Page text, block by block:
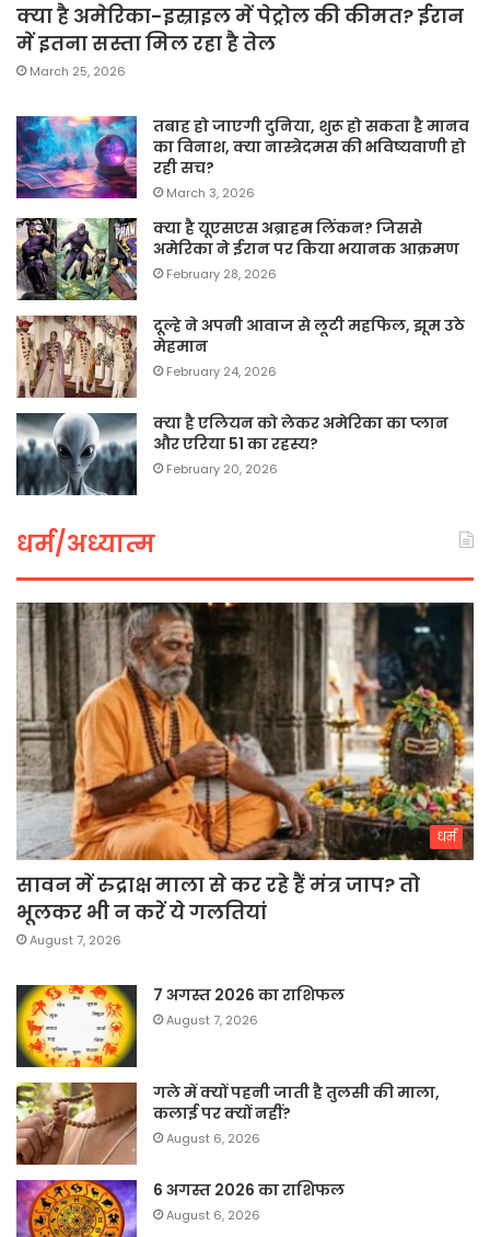
क्या है अमेरिका-इस्राइल में पेट्रोल की कीमत? ईरान
में इतना सस्ता मिल रहा है तेल
March 25, 2026
तबाह हो जाएगी दुनिया, शुरू हो सकता है मानव
का विनाश, क्या नास्त्रेदमस की भविष्यवाणी हो
रही सच?
March 3, 2026
क्या है यूएसएस अब्राहम लिंकन? जिससे
अमेरिका ने ईरान पर किया भयानक आक्रमण
February 28, 2026
दूल्हे ने अपनी आवाज से लूटी महफिल, झूम उठे
मेहमान
February 24, 2026
क्या है एलियन को लेकर अमेरिका का प्लान
और एरिया 51 का रहस्य?
February 20, 2026
धर्म/अध्यात्म
धर्म
सावन में रुद्राक्ष माला से कर रहे हैं मंत्र जाप? तो
भूलकर भी न करें ये गलतियां
August 7, 2026
7 अगस्त 2026 का राशिफल
August 7, 2026
गले में क्यों पहनी जाती है तुलसी की माला,
कलाई पर क्यों नहीं?
August 6, 2026
6 अगस्त 2026 का राशिफल
August 6, 2026